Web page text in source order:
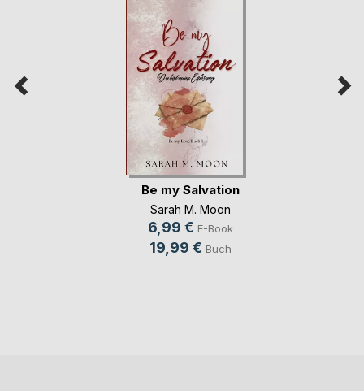
Be my Salvation
Sarah M. Moon
6,99 € E-Book
19,99 € Buch